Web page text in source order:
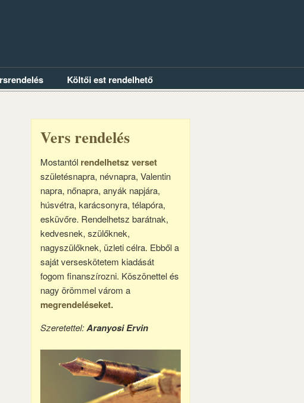
Költői est rendelhető
Vers rendelés
Mostantól rendelhetsz verset
születésnapra, névnapra, Valentin
napra, nőnapra, anyák napjára,
húsvétra, karácsonyra, télapóra,
esküvőre. Rendelhetsz barátnak,
kedvesnek, szülőknek,
nagyszülőknek, üzleti célra. Ebből a
saját verseskötetem kiadását
fogom finanszírozni. Köszönettel és
nagy örömmel várom a
megrendeléseket.
Szeretettel:Aranyosi Ervin